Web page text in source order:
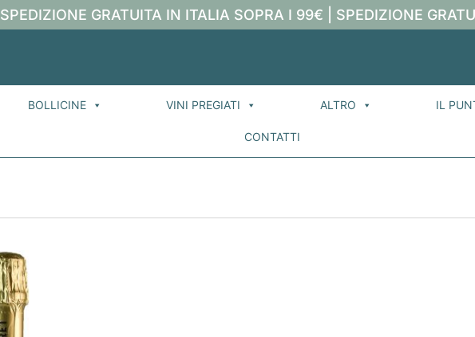
SPEDIZIONE GRATUITA IN ITALIA SOPRA I 99€ | SPEDIZIONE
BOLLICINE VINI PREGIATI ALTRO IL
CONTATTI